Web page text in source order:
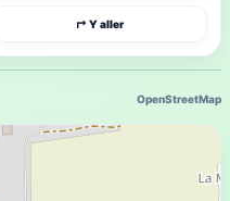
OpenStreetMap
↱ Y aller